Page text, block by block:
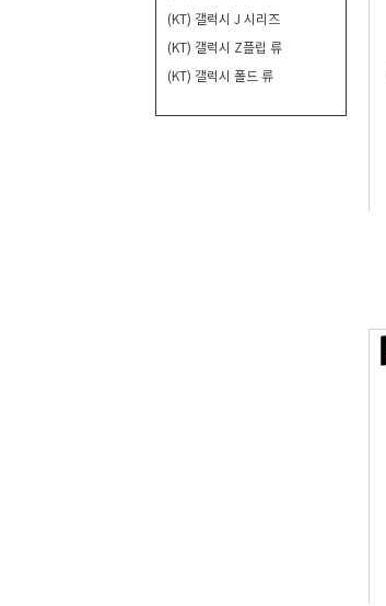
(KT) 갤럭시 J 시리즈
(KT) 갤럭시 Z플립 류
(KT) 갤럭시 폴드 류